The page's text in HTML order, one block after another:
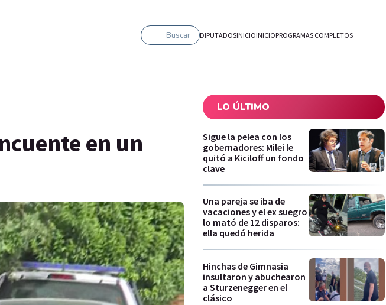
Buscar DIPUTADOSINICIOINICIOPROGRAMAS COMPLETOS
en un
LO ÚLTIMO
Sigue la pelea con los
gobernadores: Milei le
quitó a Kiciloff un fondo
clave
Una pareja se iba de
vacaciones y el ex suegro
lo mató de 12 disparos:
ella quedó herida
Hinchas de Gimnasia
insultaron y abuchearon
a Sturzenegger en el
clásico